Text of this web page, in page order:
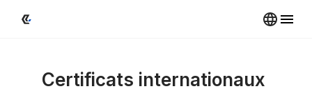
Certificats internationaux